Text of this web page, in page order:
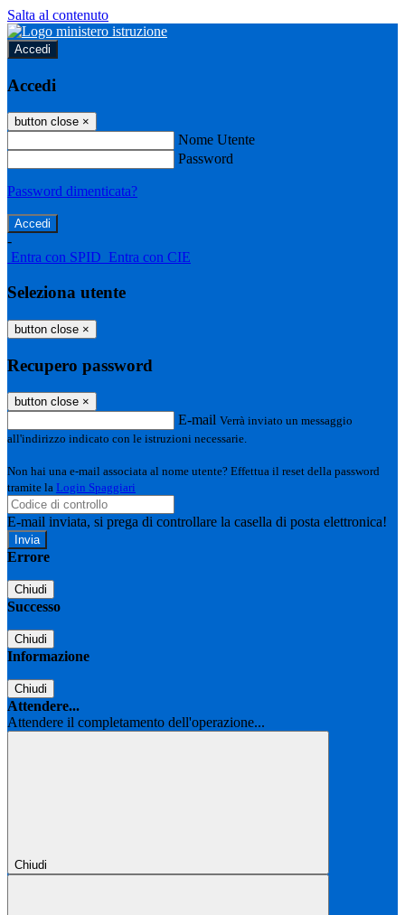
Salta al contenuto
Accedi
Accedi
button close ×
Nome Utente
Password
Password dimenticata?
-
Entra con SPID Entra con CIE
Seleziona utente
button close ×
Recupero password
button close ×
E-mail Verrà inviato un messaggio
all'indirizzo indicato con le istruzioni necessarie.
Non hai una e-mail associata al nome utente? Effettua il reset della password
tramite la Login Spaggiari
E-mail inviata, si prega di controllare la casella di posta elettronica!
Errore
Chiudi
Successo
Chiudi
Informazione
Chiudi
Attendere...
Attendere il completamento dell'operazione...
Chiudi